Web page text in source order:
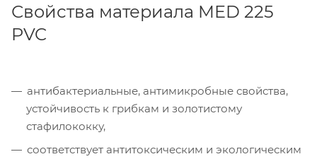
Свойства материала MED 225
PVC
антибактериальные, антимикробные свойства,
устойчивость к грибкам и золотистому
стафилококку,
соответствует антитоксическим и экологическим